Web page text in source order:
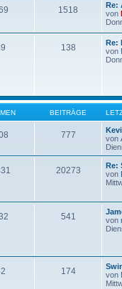
1518
Re:
von
138
Re:
von
BEITRÄGE
777
von
20273
Re:
von
541
von
174
von